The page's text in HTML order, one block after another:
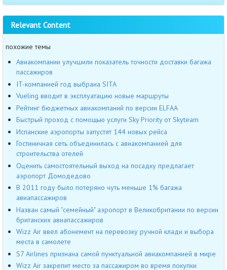
Relevant Content
похожие темы
Авиакомпании улучшили показатель точности доставки багажа
пассажиров
IT-компанией год выбрана SITA
Vueling вводит в эксплуатацию новые маршруты
Рейтинг бюджетных авиакомпаний по версии ELFAA
Быстрый проход с помощью услуги Sky Priority от Skyteam
Испанские аэропорты запустят 144 новых рейса
Гостиничная сеть объединилась с авиакомпанией для
строительства отелей
Оценить самостоятельный выход на посадку предлагает
аэропорт Домодедово
В 2011 году было потеряно чуть меньше 1% багажа
авиапассажиров
Назван самый "семейный" аэропорт в Великобритании по версии
британских авиапассажиров
Wizz Air ввел абонемент на перевозку ручной клади и выбора
места в самолете
S7 Airlines признана самой пунктуальной авиакомпанией в мире
Wizz Air закрепит место за пассажиром во время покупки